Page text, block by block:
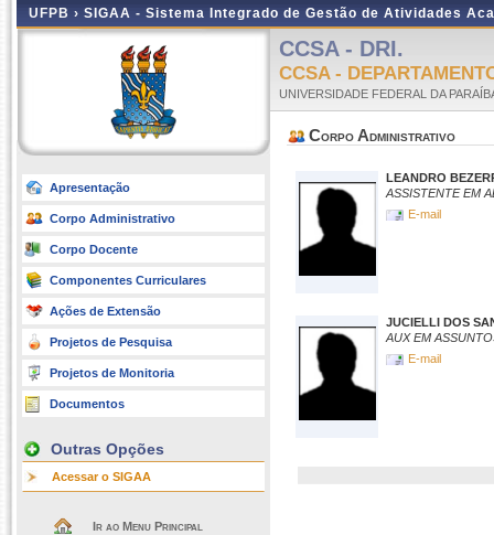
UFPB › SIGAA - Sistema Integrado de Gestão de Atividades
Apresentação
Corpo Administrativo
Corpo Docente
Componentes Curriculares
Ações de Extensão
Projetos de Pesquisa
Projetos de Monitoria
Documentos
Outras Opções
Acessar o SIGAA
Ir ao Menu Principal
CCSA - DRI.
CCSA -
UNIVERSIDADE FEDERAL DA
Corpo Administrativo
LEANDRO
ASSISTENTE EM
E-mail
JUCIELLI DOS
AUX EM
E-mail